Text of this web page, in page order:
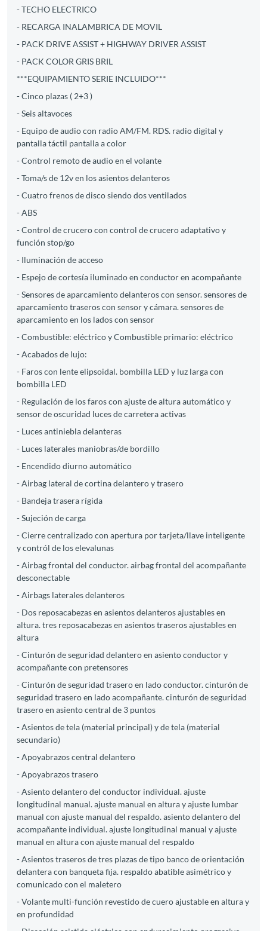
- TECHO ELECTRICO
- RECARGA INALAMBRICA DE MOVIL
- PACK DRIVE ASSIST + HIGHWAY DRIVER ASSIST
- PACK COLOR GRIS BRIL
***EQUIPAMIENTO SERIE INCLUIDO***
- Cinco plazas ( 2+3 )
- Seis altavoces
- Equipo de audio con radio AM/FM. RDS. radio digital y
pantalla táctil pantalla a color
- Control remoto de audio en el volante
- Toma/s de 12v en los asientos delanteros
- Cuatro frenos de disco siendo dos ventilados
- ABS
- Control de crucero con control de crucero adaptativo y
función stop/go
- Iluminación de acceso
- Espejo de cortesía iluminado en conductor en acompañante
- Sensores de aparcamiento delanteros con sensor. sensores de
aparcamiento traseros con sensor y cámara. sensores de
aparcamiento en los lados con sensor
- Combustible: eléctrico y Combustible primario: eléctrico
- Acabados de lujo:
- Faros con lente elipsoidal. bombilla LED y luz larga con
bombilla LED
- Regulación de los faros con ajuste de altura automático y
sensor de oscuridad luces de carretera activas
- Luces antiniebla delanteras
- Luces laterales maniobras/de bordillo
- Encendido diurno automático
- Airbag lateral de cortina delantero y trasero
- Bandeja trasera rígida
- Sujeción de carga
- Cierre centralizado con apertura por tarjeta/llave inteligente
y contról de los elevalunas
- Airbag frontal del conductor. airbag frontal del acompañante
desconectable
- Airbags laterales delanteros
- Dos reposacabezas en asientos delanteros ajustables en
altura. tres reposacabezas en asientos traseros ajustables en
altura
- Cinturón de seguridad delantero en asiento conductor y
acompañante con pretensores
- Cinturón de seguridad trasero en lado conductor. cinturón de
seguridad trasero en lado acompañante. cinturón de seguridad
trasero en asiento central de 3 puntos
- Asientos de tela (material principal) y de tela (material
secundario)
- Apoyabrazos central delantero
- Apoyabrazos trasero
- Asiento delantero del conductor individual. ajuste
longitudinal manual. ajuste manual en altura y ajuste lumbar
manual con ajuste manual del respaldo. asiento delantero del
acompañante individual. ajuste longitudinal manual y ajuste
manual en altura con ajuste manual del respaldo
- Asientos traseros de tres plazas de tipo banco de orientación
delantera con banqueta fija. respaldo abatible asimétrico y
comunicado con el maletero
- Volante multi-función revestido de cuero ajustable en altura y
en profundidad